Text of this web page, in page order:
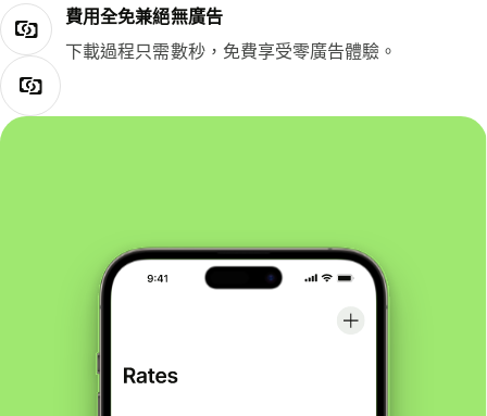
費用全免兼絕無廣告
下載過程只需數秒，免費享受零廣告體驗。